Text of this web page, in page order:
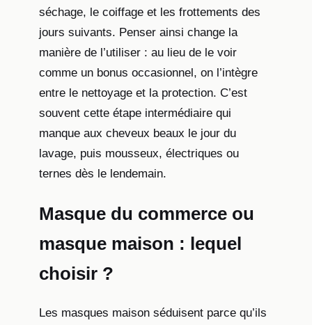
séchage, le coiffage et les frottements des
jours suivants. Penser ainsi change la
manière de l’utiliser : au lieu de le voir
comme un bonus occasionnel, on l’intègre
entre le nettoyage et la protection. C’est
souvent cette étape intermédiaire qui
manque aux cheveux beaux le jour du
lavage, puis mousseux, électriques ou
ternes dès le lendemain.
Masque du commerce ou
masque maison : lequel
choisir ?
Les masques maison séduisent parce qu’ils